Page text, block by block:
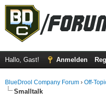
Hallo, Gast! Anmelden
BlueDrool Company Forum › Off-
Smalltalk